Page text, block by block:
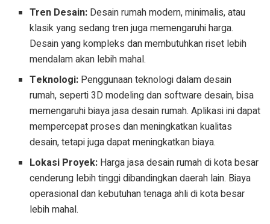
Tren Desain: Desain rumah modern, minimalis, atau
klasik yang sedang tren juga memengaruhi harga.
Desain yang kompleks dan membutuhkan riset lebih
mendalam akan lebih mahal.
Teknologi: Penggunaan teknologi dalam desain
rumah, seperti 3D modeling dan software desain, bisa
memengaruhi biaya jasa desain rumah. Aplikasi ini dapat
mempercepat proses dan meningkatkan kualitas
desain, tetapi juga dapat meningkatkan biaya.
Lokasi Proyek: Harga jasa desain rumah di kota besar
cenderung lebih tinggi dibandingkan daerah lain. Biaya
operasional dan kebutuhan tenaga ahli di kota besar
lebih mahal.